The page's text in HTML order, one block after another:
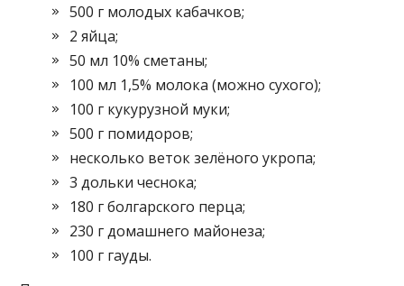
500 г молодых кабачков;
2 яйца;
50 мл 10% сметаны;
100 мл 1,5% молока (можно сухого);
100 г кукурузной муки;
500 г помидоров;
несколько веток зелёного укропа;
3 дольки чеснока;
180 г болгарского перца;
230 г домашнего майонеза;
100 г гауды.